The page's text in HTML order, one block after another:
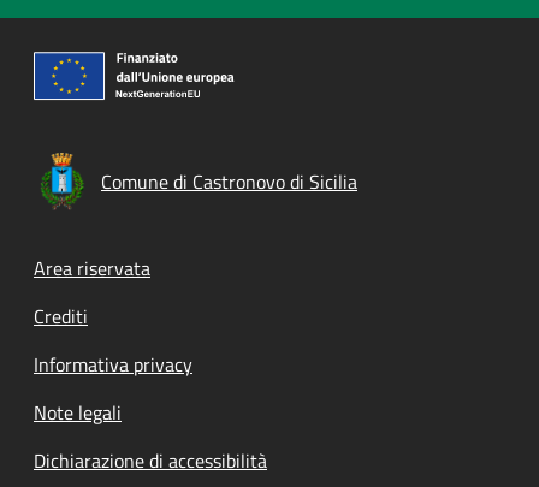
Comune di Castronovo di Sicilia
Footer menu
Area riservata
Crediti
Informativa privacy
Note legali
Dichiarazione di accessibilità